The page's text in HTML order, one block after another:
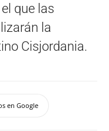
que las
la
Cisjordania.
en Google